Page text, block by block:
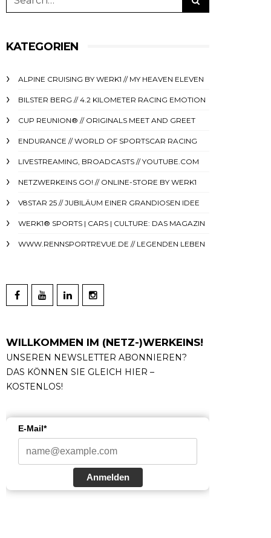
KATEGORIEN
ALPINE CRUISING BY WERK1 // MY HEAVEN ELEVEN
BILSTER BERG // 4.2 KILOMETER RACING EMOTION
CUP REUNION® // ORIGINALS MEET AND GREET
ENDURANCE // WORLD OF SPORTSCAR RACING
LIVESTREAMING, BROADCASTS // YOUTUBE.COM
NETZWERKEINS GO! // ONLINE-STORE BY WERK1
V8STAR 25 // JUBILÄUM EINER GRANDIOSEN IDEE
WERK1® SPORTS | CARS | CULTURE: DAS MAGAZIN
WWW.RENNSPORTREVUE.DE // LEGENDEN LEBEN
WILLKOMMEN IM (NETZ-)WERKEINS!
UNSEREN NEWSLETTER ABONNIEREN?
DAS KÖNNEN SIE GLEICH HIER –
KOSTENLOS!
E-Mail*
Anmelden